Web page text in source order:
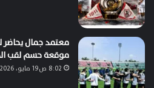
معتمد جمال يحاضر
موقعة حسم لقب
8:02 ص19 مايو، 2026